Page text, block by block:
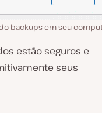
backups em seu
estão seguros e
seus